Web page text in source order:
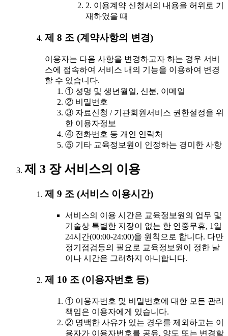
2. 이용계약 신청서의 내용을 허위로 기
재하였을 때
제 8 조 (계약사항의 변경)
이용자는 다음 사항을 변경하고자 하는 경우 서비
스에 접속하여 서비스 내의 기능을 이용하여 변경
할 수 있습니다.
① 성명 및 생년월일, 신분, 이메일
② 비밀번호
③ 자료신청 / 기관회원서비스 권한설정을 위
한 이용자정보
④ 전화번호 등 개인 연락처
⑤ 기타 교육정보원이 인정하는 경미한 사항
제 3 장 서비스의 이용
제 9 조 (서비스 이용시간)
서비스의 이용 시간은 교육정보원의 업무 및
기술상 특별한 지장이 없는 한 연중무휴, 1일
24시간(00:00-24:00)을 원칙으로 합니다. 다만
정기점검등의 필요로 교육정보원이 정한 날
이나 시간은 그러하지 아니합니다.
제 10 조 (이용자번호 등)
① 이용자번호 및 비밀번호에 대한 모든 관리
책임은 이용자에게 있습니다.
② 명백한 사유가 있는 경우를 제외하고는 이
용자가 이용자번호를 공유, 양도 또는 변경할